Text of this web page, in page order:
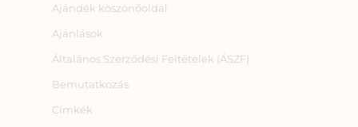
Ajándék köszönőoldal
Ajánlások
Általános Szerződési Feltételek (ÁSZF)
Bemutatkozás
Címkék